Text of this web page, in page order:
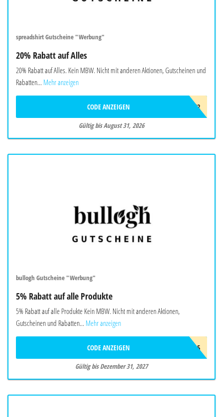
spreadshirt Gutscheine "Werbung"
20% Rabatt auf Alles
20% Rabatt auf Alles. Kein MBW. Nicht mit anderen Aktionen, Gutscheinen und
Rabatten... Mehr anzeigen
SPRDVF2
CODE ANZEIGEN
Gültig bis August 31, 2026
bullogh Gutscheine "Werbung"
5% Rabatt auf alle Produkte
5% Rabatt auf alle Produkte Kein MBW. Nicht mit anderen Aktionen,
Gutscheinen und Rabatten... Mehr anzeigen
BIO5
CODE ANZEIGEN
Gültig bis Dezember 31, 2027